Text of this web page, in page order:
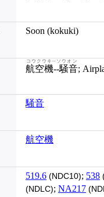
Soon (kokuki)
航空機--騒音
コウクウキ--ソウオン
;
騒音
航空機
519.6 (NDC10); 538
(NDLC); NA217